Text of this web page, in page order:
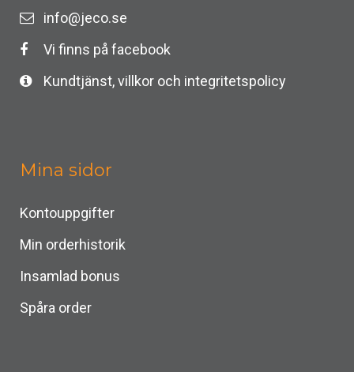
info@jeco.se
Vi finns på facebook
Kundtjänst, villkor och integritetspolicy
Mina sidor
Kontouppgifter
Min orderhistorik
Insamlad bonus
Spåra order